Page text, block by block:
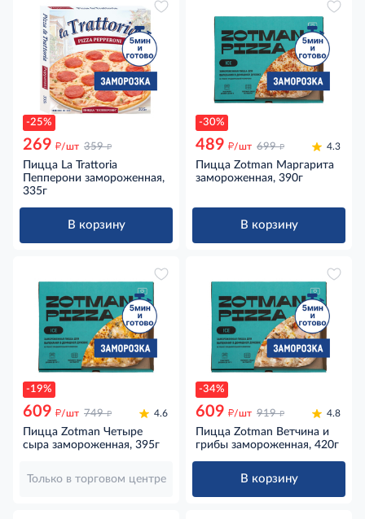
-25%
269 д/шт 359 д
Пицца La Trattoria
Пепперони замороженная,
335г
В корзину
-30%
489 д/шт 699 д 4.3
Пицца Zotman Маргарита
замороженная, 390г
В корзину
-19%
609 д/шт 749 д 4.6
Пицца Zotman Четыре
сыра замороженная, 395г
Только в торговом центре
-34%
609 д/шт 919 д 4.8
Пицца Zotman Ветчина и
грибы замороженная, 420г
В корзину